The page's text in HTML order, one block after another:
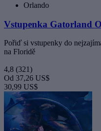
Orlando
Vstupenka Gatorland
Pořiď si vstupenky do
na Floridě
4,8 (321)
Od 37,26 US$
30,99 US$